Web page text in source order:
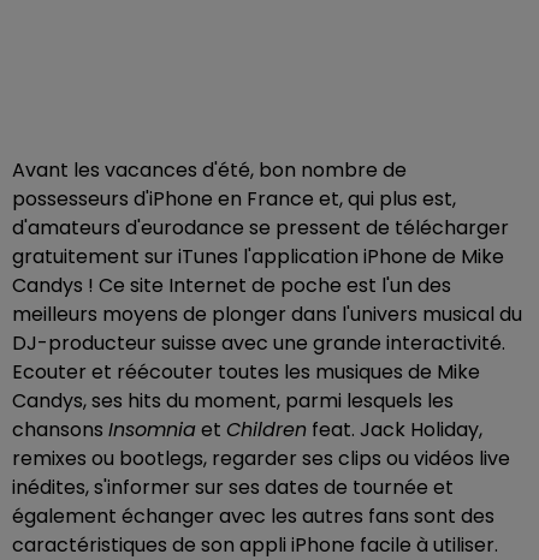
Avant les vacances d'été, bon nombre de
possesseurs d'iPhone en France et, qui plus est,
d'amateurs d'eurodance se pressent de télécharger
gratuitement sur iTunes l'application iPhone de Mike
Candys ! Ce site Internet de poche est l'un des
meilleurs moyens de plonger dans l'univers musical du
DJ-producteur suisse avec une grande interactivité.
Ecouter et réécouter toutes les musiques de Mike
Candys, ses hits du moment, parmi lesquels les
chansons Insomniaet Children feat. Jack Holiday,
remixes ou bootlegs, regarder ses clips ou vidéos live
inédites, s'informer sur ses dates de tournée et
également échanger avec les autres fans sont des
caractéristiques de son appli iPhone facile à utiliser.